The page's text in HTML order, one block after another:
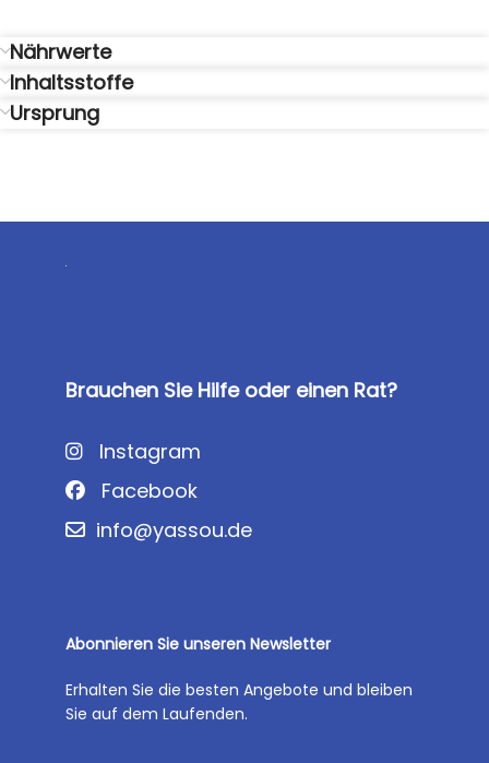
Nährwerte
Inhaltsstoffe
Ursprung
Brauchen Sie Hilfe oder einen Rat?
Instagram
Facebook
info@yassou.de
Abonnieren Sie unseren Newsletter
Erhalten Sie die besten Angebote und bleiben
Sie auf dem Laufenden.